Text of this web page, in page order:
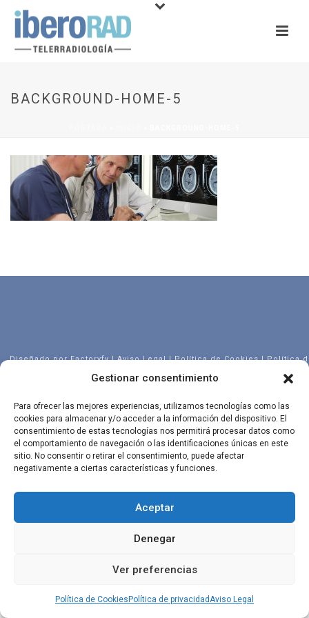
Gestionar consentimiento
Para ofrecer las mejores experiencias, utilizamos tecnologías como las
cookies para almacenar y/o acceder a la información del dispositivo. El
consentimiento de estas tecnologías nos permitirá procesar datos como
el comportamiento de navegación o las identificaciones únicas en este
sitio. No consentir o retirar el consentimiento, puede afectar
negativamente a ciertas características y funciones.
Aceptar
Denegar
Ver preferencias
Política de Cookies Política de privacidadAviso Legal
BACKGROUND-HOME-5
Diseñado porFactoryfy|Aviso Legal|Política de Cookies|Política